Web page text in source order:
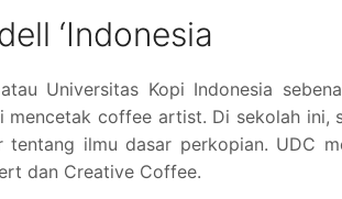
‘Indonesia
Universitas Kopi Indonesia
mencetak coffee artist. Di sekolah ini,
tentang ilmu dasar perkopian. UDC
dan Creative Coffee.